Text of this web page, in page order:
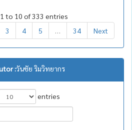
to 10 of 333 entries
3 4 5 34 Next
:วันชัย ริมวิทยากร
entries